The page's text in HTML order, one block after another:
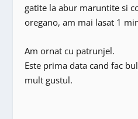
gatite la abur maruntite si
oregano, am mai lasat 1
Am ornat cu patrunjel.
Este prima data cand fac
mult gustul.